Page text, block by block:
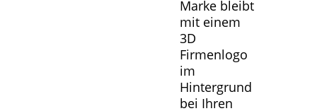
Marke bleibt
mit einem
3D
Firmenlogo
im
Hintergrund
bei Ihren